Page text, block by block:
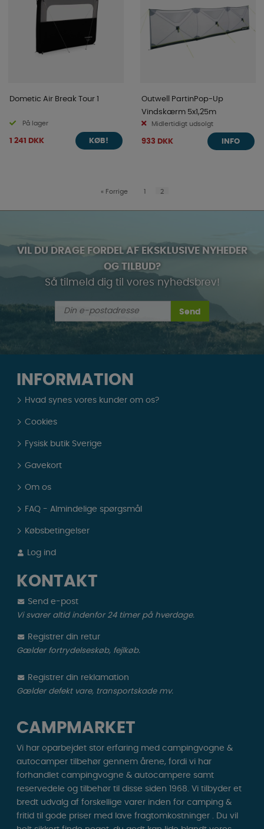
Dometic Air Break Tour 1
På lager
1 241 DKK KØB!
Outwell PartinPop-Up
Vindskærm 5x1,25m
Midlertidigt udsolgt
933 DKK INFO
« Forrige 1 2
VIL DU DRAGE FORDEL AF EKSKLUSIVE NYHEDER
OG TILBUD?
Så tilmeld dig til vores nyhedsbrev!
Send
INFORMATION
Hvad synes vores kunder om os?
Cookies
Fysisk butik Sverige
Gavekort
Om os
FAQ - Almindelige spørgsmål
Købsbetingelser
Log ind
KONTAKT
Send e-post
Vi svarer altid indenfor 24 timer på hverdage.
Registrer din retur
Gælder fortrydelseskøb, fejlkøb.
Registrer din reklamation
Gælder defekt vare, transportskade mv.
CAMPMARKET
Vi har oparbejdet stor erfaring med campingvogne &
autocamper tilbehør gennem årene, fordi vi har
forhandlet campingvogne & autocampere samt
reservedele og tilbehør til disse siden 1968. Vi tilbyder et
bredt udvalg af forskellige varer inden for camping &
fritid til gode priser med lave fragtomkostninger . Du vil